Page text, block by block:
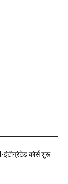
कोर्स शुरू